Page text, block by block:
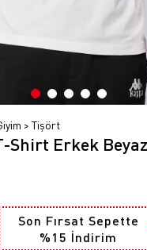
Tişört
Shirt Erkek
Son Fırsat Sepette
%15 İndirim